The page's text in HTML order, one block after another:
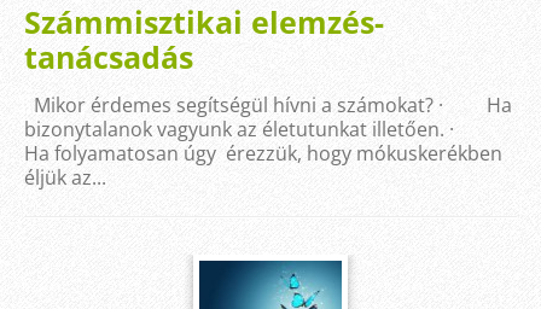
Számmisztikai elemzés-
tanácsadás
Mikor érdemes segítségül hívni a számokat? · Ha
bizonytalanok vagyunk az életutunkat illetően. ·
Ha folyamatosan úgy érezzük, hogy mókuskerékben
éljük az...